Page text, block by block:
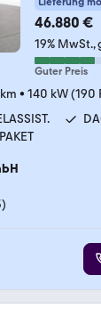
46.880 €
19% MwSt.
Guter Preis
• 140 kW (190
)